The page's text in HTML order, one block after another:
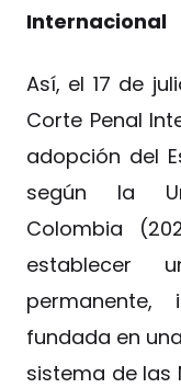
Internacional
Así, el 17 de
Corte Penal
adopción del
según la
Colombia
establecer
permanente,
fundada en
sistema de las